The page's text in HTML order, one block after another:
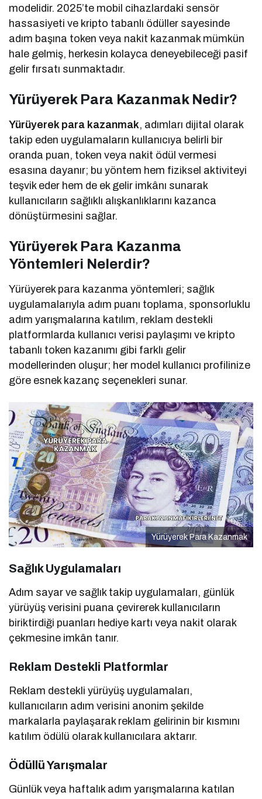
modelidir. 2025’te mobil cihazlardaki sensör
hassasiyeti ve kripto tabanlı ödüller sayesinde
adım başına token veya nakit kazanmak mümkün
hale gelmiş, herkesin kolayca deneyebileceği pasif
gelir fırsatı sunmaktadır.
Yürüyerek Para Kazanmak Nedir?
Yürüyerek para kazanmak, adımları dijital olarak
takip eden uygulamaların kullanıcıya belirli bir
oranda puan, token veya nakit ödül vermesi
esasına dayanır; bu yöntem hem fiziksel aktiviteyi
teşvik eder hem de ek gelir imkânı sunarak
kullanıcıların sağlıklı alışkanlıklarını kazanca
dönüştürmesini sağlar.
Yürüyerek Para Kazanma
Yöntemleri Nelerdir?
Yürüyerek para kazanma yöntemleri; sağlık
uygulamalarıyla adım puanı toplama, sponsorluklu
adım yarışmalarına katılım, reklam destekli
platformlarda kullanıcı verisi paylaşımı ve kripto
tabanlı token kazanımı gibi farklı gelir
modellerinden oluşur; her model kullanıcı profilinize
göre esnek kazanç seçenekleri sunar.
Yürüyerek Para Kazanmak
Sağlık Uygulamaları
Adım sayar ve sağlık takip uygulamaları, günlük
yürüyüş verisini puana çevirerek kullanıcıların
biriktirdiği puanları hediye kartı veya nakit olarak
çekmesine imkân tanır.
Reklam Destekli Platformlar
Reklam destekli yürüyüş uygulamaları,
kullanıcıların adım verisini anonim şekilde
markalarla paylaşarak reklam gelirinin bir kısmını
katılım ödülü olarak kullanıcılara aktarır.
Ödüllü Yarışmalar
Günlük veya haftalık adım yarışmalarına katılan